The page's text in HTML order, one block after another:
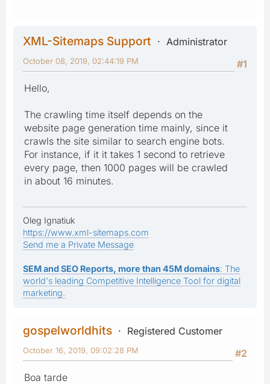
XML-Sitemaps Support
Administrator
#1
October 08, 2019, 02:44:19 PM
Hello,
The crawling time itself depends on the
website page generation time mainly, since it
crawls the site similar to search engine bots.
For instance, if it it takes 1 second to retrieve
every page, then 1000 pages will be crawled
in about 16 minutes.
Oleg Ignatiuk
https://www.xml-sitemaps.com
Send me a Private Message
SEM and SEO Reports, more than 45M domains: The
world's leading Competitive Intelligence Tool for digital
marketing.
gospelworldhits
Registered Customer
#2
October 16, 2019, 09:02:28 PM
Boa tarde